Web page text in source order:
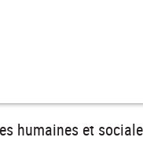
humaines et